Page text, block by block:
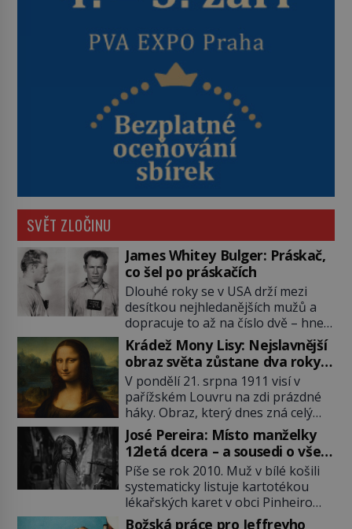
SVĚT ZLOČINU
James Whitey Bulger: Práskač,
co šel po práskačích
Dlouhé roky se v USA drží mezi
desítkou nejhledanějších mužů a
dopracuje to až na číslo dvě – hned
po Usámovi bin Ládinovi (1957–
2011). To je James „Whitey“ Bulger
(1929–2018) viněný ze spoluúčasti
na 19 vraždách, vydírání a lichvy. A
samozřejmě, krom toho je ještě
drogový dealer, který neváhá
odstranit z cesty všechny práskače,
zatímco […]
Krádež Mony Lisy: Nejslavnější
obraz světa zůstane dva roky
nezvěstný
V pondělí 21. srpna 1911 visí v
pařížském Louvru na zdi prázdné
háky. Obraz, který dnes zná celý
svět, je pryč. Zpočátku si nikdo
nemyslí, že jde o krádež.
Zaměstnanci jsou přesvědčeni, že
Mona Lisa je jen v restaurátorské
dílně nebo u fotografa. Když se
ukáže pravda, propukne jeden z
největších honů na zloděje v […]
José Pereira: Místo manželky
12letá dcera – a sousedi o všem
vědí!
Píše se rok 2010. Muž v bílé košili
systematicky listuje kartotékou
lékařských karet v obci Pinheiro
ležící asi 20 kilometrů od farmy s
Božská práce pro Jeffreyho